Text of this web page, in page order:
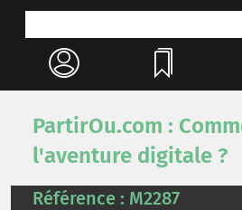
PartirOu.com :
l'aventure digitale ?
Référence : M2287